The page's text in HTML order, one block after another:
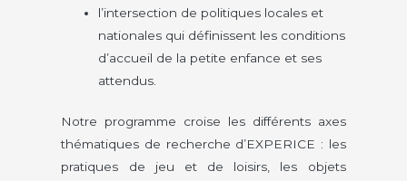
l’intersection de politiques locales et
nationales qui définissent les conditions
d’accueil de la petite enfance et ses
attendus.
Notre programme croise les différents axes
thématiques de recherche d’EXPERICE : les
pratiques de jeu et de loisirs, les objets